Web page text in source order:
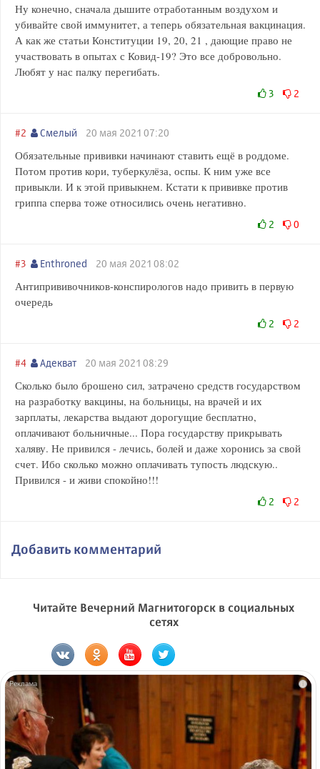
Ну конечно, сначала дышите отработанным воздухом и
убивайте свой иммунитет, а теперь обязательная вакцинация.
А как же статьи Конституции 19, 20, 21 , дающие право не
участвовать в опытах с Ковид-19? Это все добровольно.
Любят у нас палку перегибать.
3 2
#2 Смелый 20 мая 2021 07:20
Обязательные прививки начинают ставить ещё в роддоме.
Потом против кори, туберкулёза, оспы. К ним уже все
привыкли. И к этой привыкнем. Кстати к прививке против
гриппа сперва тоже относились очень негативно.
2 0
#3 Enthroned 20 мая 2021 08:02
Антипрививочников-конспирологов надо привить в первую
очередь
2 2
#4 Адекват 20 мая 2021 08:29
Сколько было брошено сил, затрачено средств государством
на разработку вакцины, на больницы, на врачей и их
зарплаты, лекарства выдают дорогущие бесплатно,
оплачивают больничные... Пора государству прикрывать
халяву. Не привился - лечись, болей и даже хоронись за свой
счет. Ибо сколько можно оплачивать тупость людскую..
Привился - и живи спокойно!!!
2 2
Добавить комментарий
Читайте Вечерний Магнитогорск в социальных
сетях
i